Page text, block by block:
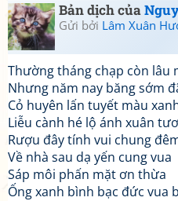
Bản dịch của
Gửi bởi Lâm Xuân
Thường tháng chạp còn lâu
Nhưng năm nay băng sớm
Cỏ huyên lấn tuyết màu
Liễu cành hé lộ ánh xuân
Rượu đây tính vui chung
Về nhà sau dạ yến cung vua
Sáp môi phấn mặt ơn thừa
Ống xanh bình bạc đức vua